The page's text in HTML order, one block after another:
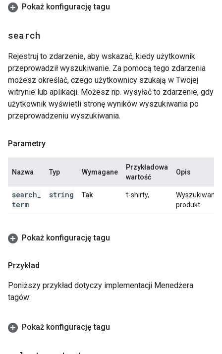
Pokaż konfigurację tagu
search
Rejestruj to zdarzenie, aby wskazać, kiedy użytkownik
przeprowadził wyszukiwanie. Za pomocą tego zdarzenia
możesz określać, czego użytkownicy szukają w Twojej
witrynie lub aplikacji. Możesz np. wysyłać to zdarzenie, gdy
użytkownik wyświetli stronę wyników wyszukiwania po
przeprowadzeniu wyszukiwania.
Parametry
Nazwa Typ Wymagane
Przykładowa
wartość
Opis
search
term
string Tak t-shirty,
Wyszukiwany
produkt.
Pokaż konfigurację tagu
Przykład
Poniższy przykład dotyczy implementacji Menedżera
tagów:
Pokaż konfigurację tagu